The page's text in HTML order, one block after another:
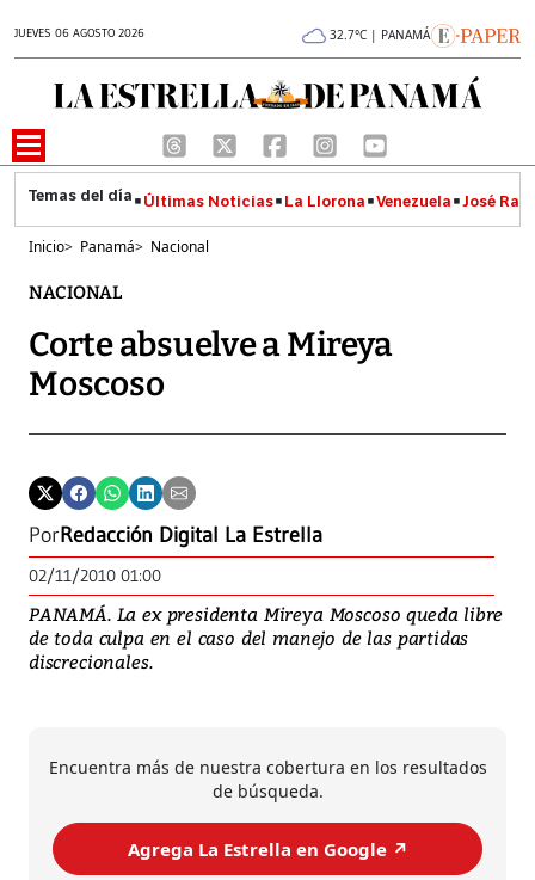
JUEVES 06 AGOSTO 2026 32.7°C | PANAMÁ
Últimas Noticias La Llorona Venezuela José
Inicio> Panamá> Nacional
NACIONAL
Corte absuelve a Mireya
Moscoso
PorRedacción Digital La Estrella
02/11/2010 01:00
PANAMÁ. La ex presidenta Mireya Moscoso queda libre
de toda culpa en el caso del manejo de las partidas
discrecionales.
Encuentra más de nuestra cobertura en los resultados
de búsqueda.
Agrega La Estrella en Google ↗️